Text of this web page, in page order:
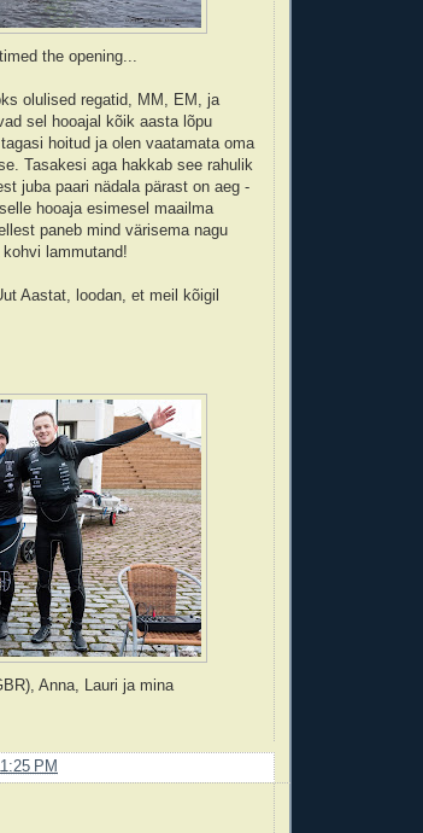
the opening...
olulised regatid, MM, EM, ja
sel hooajal kõik aasta lõpu
hoitud ja olen vaatamata oma
Tasakesi aga hakkab see rahulik
juba paari nädala pärast on aeg -
hooaja esimesel maailma
paneb mind värisema nagu
lammutand!
Aastat, loodan, et meil kõigil
Anna, Lauri ja mina
PM